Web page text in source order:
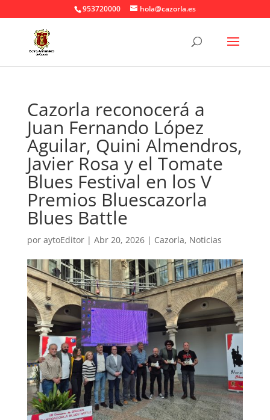
953720000 hola@cazorla.es
Cazorla reconocerá a
Juan Fernando López
Aguilar, Quini Almendros,
Javier Rosa y el Tomate
Blues Festival en los V
Premios Bluescazorla
Blues Battle
por aytoEditor| Abr 20, 2026| Cazorla, Noticias